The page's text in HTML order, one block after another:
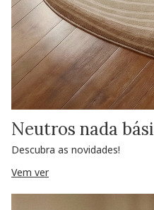
Neutros nada
Descubra as novidades!
Vem ver